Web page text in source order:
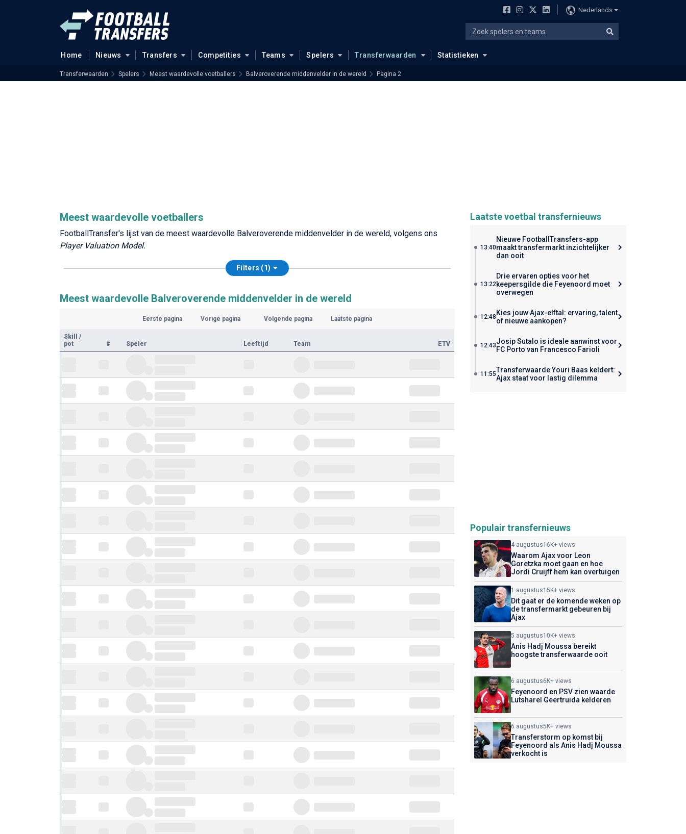
Nederlands
Home Nieuws Transfers Competities Teams Spelers Transferwaarden Statistieken
Transferwaarden Spelers Meest waardevolle voetballers Balveroverende middenvelder in de wereld Pagina 2
Meest waardevolle voetballers
FootballTransfer's lijst van de meest waardevolle Balveroverende middenvelder in de wereld, volgens ons
Player Valuation Model.
Filters (1)
Meest waardevolle Balveroverende middenvelder in de wereld
Eerste pagina Vorige pagina Volgende pagina Laatste pagina
Skill
/
pot
# Speler Leeftijd Team ETV
Laatste voetbal transfernieuws
13:40
Nieuwe FootballTransfers-app
maakt transfermarkt inzichtelijker
dan ooit
13:22
Drie ervaren opties voor het
keepersgilde die Feyenoord moet
overwegen
12:48 Kies jouw Ajax-elftal: ervaring, talent
of nieuwe aankopen?
12:43Josip Sutalo is ideale aanwinst voor
FC Porto van Francesco Farioli
11:55Transferwaarde Youri Baas keldert:
Ajax staat voor lastig dilemma
Populair transfernieuws
4 augustus16K+ views
Waarom Ajax voor Leon
Goretzka moet gaan en hoe
Jordi Cruijff hem kan overtuigen
1 augustus15K+ views
Dit gaat er de komende weken op
de transfermarkt gebeuren bij
Ajax
5 augustus10K+ views
Anis Hadj Moussa bereikt
hoogste transferwaarde ooit
6 augustus6K+ views
Feyenoord en PSV zien waarde
Lutsharel Geertruida kelderen
6 augustus5K+ views
Transferstorm op komst bij
Feyenoord als Anis Hadj Moussa
verkocht is